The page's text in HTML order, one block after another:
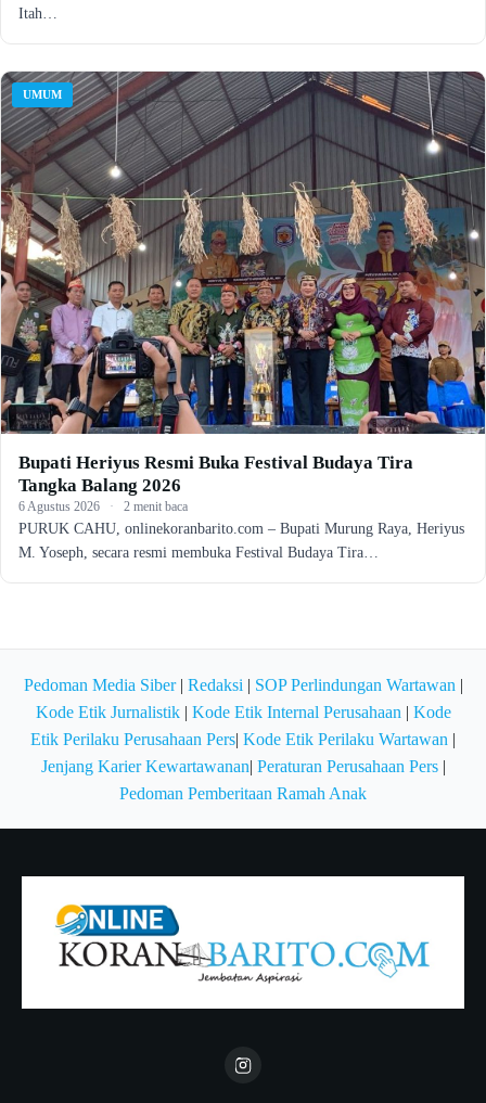
Itah…
UMUM
Bupati Heriyus Resmi Buka Festival Budaya Tira
Tangka Balang 2026
6 Agustus 2026 · 2 menit baca
PURUK CAHU, onlinekoranbarito.com – Bupati Murung Raya, Heriyus
M. Yoseph, secara resmi membuka Festival Budaya Tira…
Pedoman Media Siber| Redaksi | SOP Perlindungan Wartawan |
Kode Etik Jurnalistik| Kode Etik Internal Perusahaan | Kode
Etik Perilaku Perusahaan Pers| Kode Etik Perilaku Wartawan |
Jenjang Karier Kewartawanan| Peraturan Perusahaan Pers|
Pedoman Pemberitaan Ramah Anak